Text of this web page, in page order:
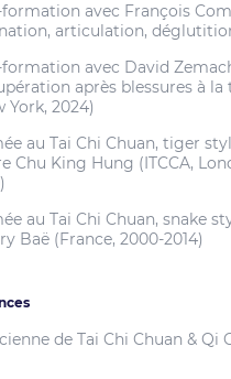
avec François
articulation,
avec David
après blessures à
York, 2024)
au Tai Chi Chuan, tiger
Chu King Hung (ITCCA,
au Tai Chi Chuan, snake
Baë (France, 2000-2014)
de Tai Chi Chuan & Qi